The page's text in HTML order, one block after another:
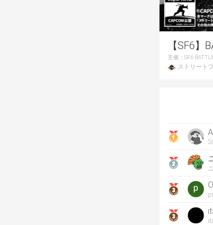
【SF6】
主催： SF6
ストリート